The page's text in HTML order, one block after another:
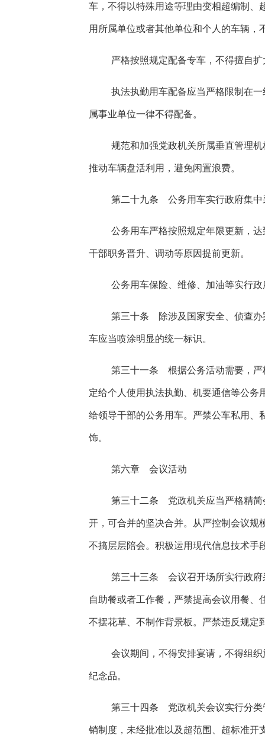
车，不得以特殊用途等理由变相超编制、
用所属单位或者其他单位和个人的车辆
严格按照规定配备专车，不得擅自
执法执勤用车配备应当严格限制在
属事业单位一律不得配备。
规范和加强党政机关所属垂直管理
推动车辆盘活利用，避免闲置浪费。
第二十九条 公务用车实行政府集中
公务用车严格按照规定年限更新，
干部职务晋升、调动等原因提前更新。
公务用车保险、维修、加油等实行
第三十条 除涉及国家安全、侦查办
车应当喷涂明显的统一标识。
第三十一条 根据公务活动需要，严
定给个人使用执法执勤、机要通信等公
给领导干部的公务用车。严禁公车私用、
饰。
第六章 会议活动
第三十二条 党政机关应当严格精简
开，可合并的坚决合并。从严控制会议规
不搞层层陪会。积极运用现代信息技术手
第三十三条 会议召开场所实行政府
自助餐或者工作餐，严禁提高会议用餐
不摆花草、不制作背景板。严禁违反规定
会议期间，不得安排宴请，不得组
纪念品。
第三十四条 党政机关会议实行分类
销制度，未经批准以及超范围、超标准开